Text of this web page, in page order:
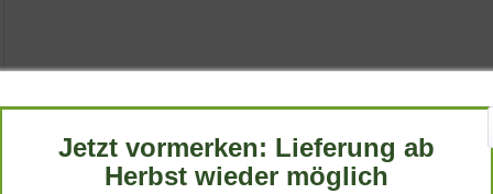
Jetzt vormerken: Lieferung ab
Herbst wieder möglich